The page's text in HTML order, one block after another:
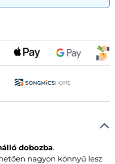
dobozba.
nagyon könnyű lesz